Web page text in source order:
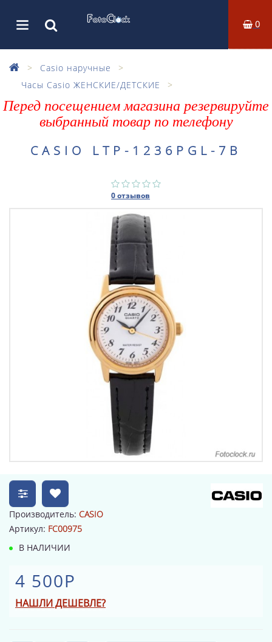
0
Casio наручные
Часы Casio ЖЕНСКИЕ/ДЕТСКИЕ
Перед посещением магазина резервируйте
выбранный товар по телефону
CASIO LTP-1236PGL-7B
0 отзывов
Производитель: CASIO
Артикул: FC00975
В НАЛИЧИИ
4 500Р
НАШЛИ ДЕШЕВЛЕ?